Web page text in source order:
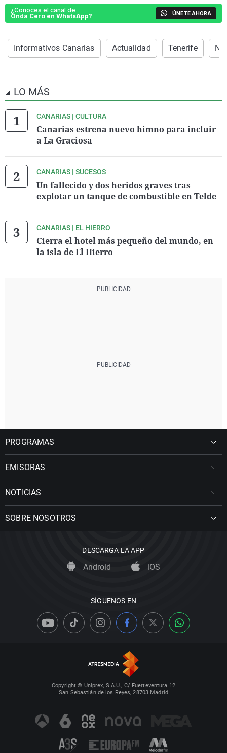
¿Conoces el canal de
Onda Cero en WhatsApp?
ÚNETE AHORA
Informativos Canarias Actualidad Tenerife
LO MÁS
CANARIAS | CULTURA
Canarias estrena nuevo himno para incluir
a La Graciosa
CANARIAS | SUCESOS
Un fallecido y dos heridos graves tras
explotar un tanque de combustible en Telde
CANARIAS | EL HIERRO
Cierra el hotel más pequeño del mundo, en
la isla de El Hierro
PROGRAMAS
EMISORAS
NOTICIAS
SOBRE NOSOTROS
DESCARGA LA APP
Android iOS
SÍGUENOS EN
Copyright © Uniprex, S.A.U., C/ Fuerteventura 12
San Sebastián de los Reyes, 28703 Madrid